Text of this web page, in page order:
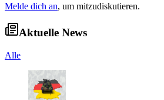
Melde dich an, um mitzudiskutieren.
Aktuelle News
Alle